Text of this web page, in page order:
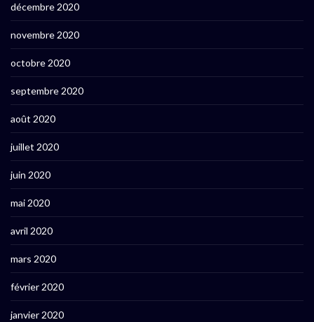
décembre 2020
novembre 2020
octobre 2020
septembre 2020
août 2020
juillet 2020
juin 2020
mai 2020
avril 2020
mars 2020
février 2020
janvier 2020